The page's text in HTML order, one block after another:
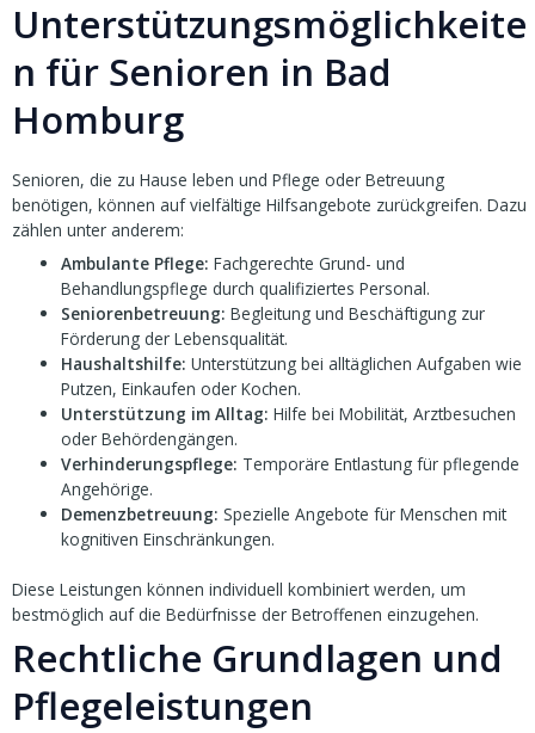
Unterstützungsmöglichkeite
n für Senioren in Bad
Homburg
Senioren, die zu Hause leben und Pflege oder Betreuung
benötigen, können auf vielfältige Hilfsangebote zurückgreifen. Dazu
zählen unter anderem:
Ambulante Pflege: Fachgerechte Grund- und
Behandlungspflege durch qualifiziertes Personal.
Seniorenbetreuung: Begleitung und Beschäftigung zur
Förderung der Lebensqualität.
Haushaltshilfe: Unterstützung bei alltäglichen Aufgaben wie
Putzen, Einkaufen oder Kochen.
Unterstützung im Alltag: Hilfe bei Mobilität, Arztbesuchen
oder Behördengängen.
Verhinderungspflege: Temporäre Entlastung für pflegende
Angehörige.
Demenzbetreuung: Spezielle Angebote für Menschen mit
kognitiven Einschränkungen.
Diese Leistungen können individuell kombiniert werden, um
bestmöglich auf die Bedürfnisse der Betroffenen einzugehen.
Rechtliche Grundlagen und
Pflegeleistungen